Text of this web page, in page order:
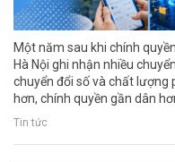
Một năm sau khi chính
Hà Nội ghi nhận nhiều
chuyển đổi số và chất lượng
hơn, chính quyền gần dân
Tin tức